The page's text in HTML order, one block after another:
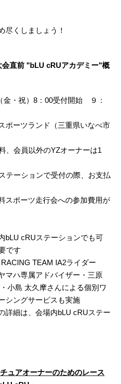
尽くしましょう！
直前 "bLU cRUアカデミー"概
金・祝）8：00受付開始 ９：
ポーツランド（三重県いなべ市
、会員以外のYZオーナーは1
テーションで受付の際、お支払
スポーツ走行会への参加費用が
bLU cRUステーションでも可
です
RACING TEAM IA2ライダー
マハ専属アドバイザー・三原
小島 太久摩さんによる個別ワ
シングサービスも実施
詳細は、会場内bLU cRUステー
ュアオーナーのためのレース